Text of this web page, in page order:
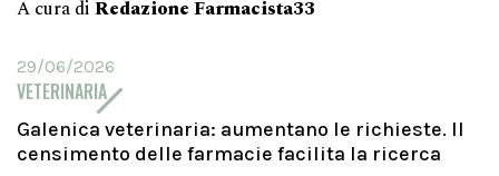
A cura di Redazione Farmacista33
29/06/2026
VETERINARIA
Galenica veterinaria: aumentano le richieste. Il
censimento delle farmacie facilita la ricerca